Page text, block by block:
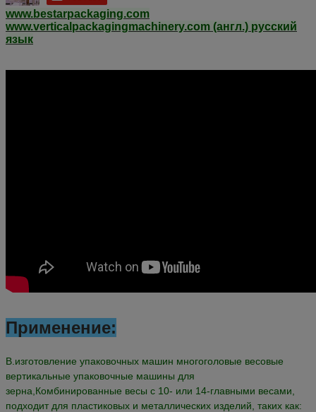
www.bestarpackaging.com
www.verticalpackagingmachinery.com (англ.) русский
язык
Применение:
В. изготовление упаковочных машин многоголовые весовые
вертикальные упаковочные машины для
зерна, Комбинированные весы с 10- или 14-главными весами
подходит для пластиковых и металлических изделий, таких как: